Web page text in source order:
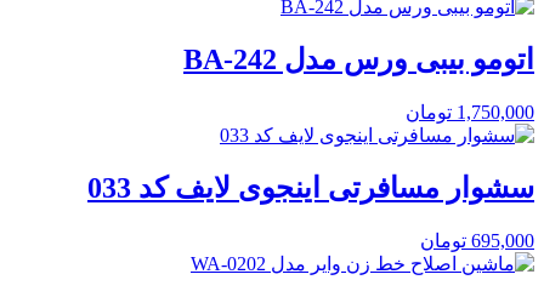
اتومو بیبی ورس مدل BA-242
1,750,000 تومان
سشوار مسافرتی اینجوی لایف کد 033
695,000 تومان